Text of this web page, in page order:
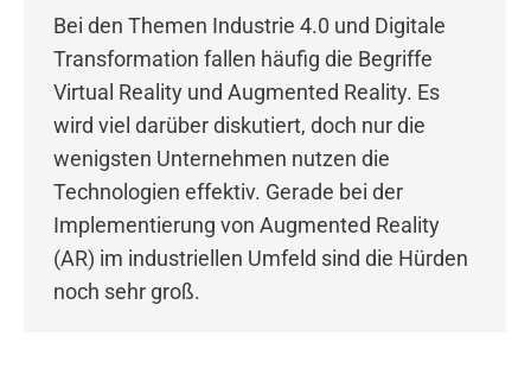
Bei den Themen Industrie 4.0 und Digitale
Transformation fallen häufig die Begriffe
Virtual Reality und Augmented Reality. Es
wird viel darüber diskutiert, doch nur die
wenigsten Unternehmen nutzen die
Technologien effektiv. Gerade bei der
Implementierung von Augmented Reality
(AR) im industriellen Umfeld sind die Hürden
noch sehr groß.